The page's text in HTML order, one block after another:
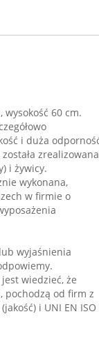
wysokość 60 cm.
i duża
zrealizowana
i żywicy.
wykonana,
w firmie o
wyjaśnienia
wiedzieć, że
pochodzą od firm z
i UNI EN ISO